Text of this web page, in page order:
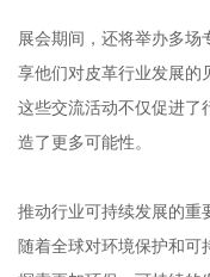
展会期间，还将举办多场
享他们对皮革行业发展的
这些交流活动不仅促进了
造了更多可能性。
推动行业可持续发展的重
随着全球对环境保护和可